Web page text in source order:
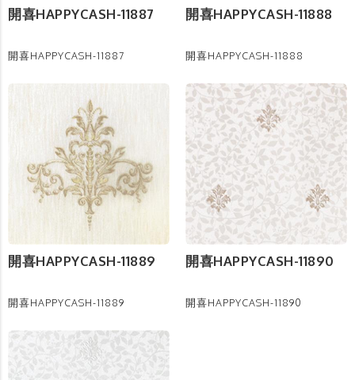
開喜HAPPYCASH-11887
開喜HAPPYCASH-11887
開喜HAPPYCASH-11888
開喜HAPPYCASH-11888
開喜HAPPYCASH-11889
開喜HAPPYCASH-11889
開喜HAPPYCASH-11890
開喜HAPPYCASH-11890